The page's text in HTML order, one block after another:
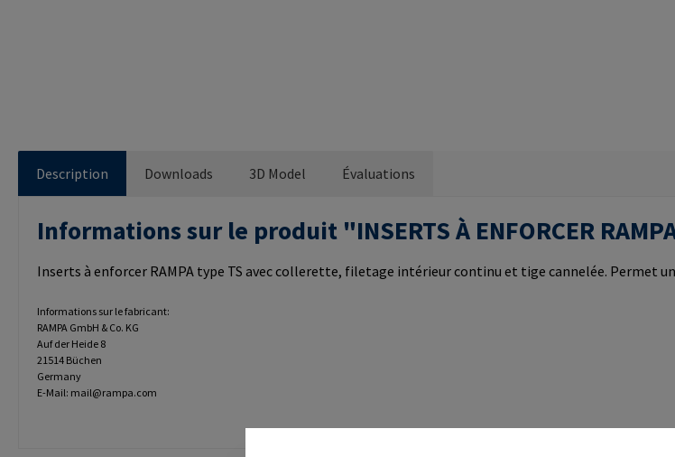
Description Downloads 3D Model Évaluations
Informations sur le produit "INSERTS À ENFORCER
Inserts à enforcer RAMPA type TS avec collerette, filetage intérieur continu et tige cannelée. Permet
Informations sur le fabricant:
RAMPA GmbH & Co. KG
Auf der Heide 8
21514 Büchen
Germany
E-Mail: mail@rampa.com